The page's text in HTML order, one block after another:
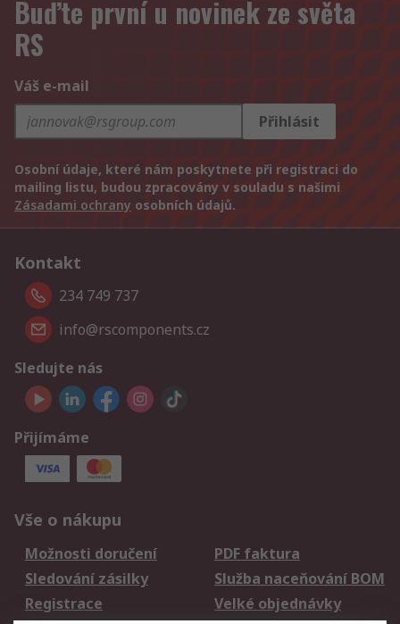
Buďte první u novinek ze světa
RS
Váš e-mail
Přihlásit
Osobní údaje, které nám poskytnete při registraci do
mailing listu, budou zpracovány v souladu s našimi
Zásadami ochrany osobních údajů.
Kontakt
234 749 737
info@rscomponents.cz
Sledujte nás
Přijímáme
Vše o nákupu
Možnosti doručení
PDF faktura
Sledování zásilky
Služba naceňování BOM
Registrace
Velké objednávky